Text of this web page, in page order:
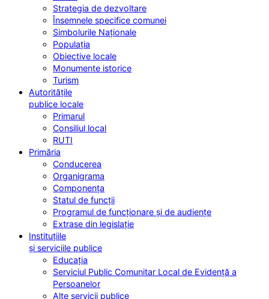
Strategia de dezvoltare
Însemnele specifice comunei
Simbolurile Naționale
Populația
Obiective locale
Monumente istorice
Turism
Autoritățile
publice locale
Primarul
Consiliul local
RUTI
Primăria
Conducerea
Organigrama
Componența
Statul de funcții
Programul de funcționare și de audiențe
Extrase din legislație
Instituțiile
și serviciile publice
Educația
Serviciul Public Comunitar Local de Evidență a
Persoanelor
Alte servicii publice